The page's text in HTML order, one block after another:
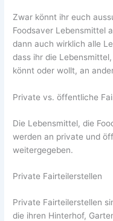
Zwar könnt ihr euch
Foodsaver Lebensmittel
dann auch wirklich alle
dass ihr die
könnt oder wollt, an
Private vs. öffentliche
Die Lebensmittel, die
werden an private und
weitergegeben.
Private Fairteilerstellen
Private Fairteilerstellen
die ihren Hinterhof,